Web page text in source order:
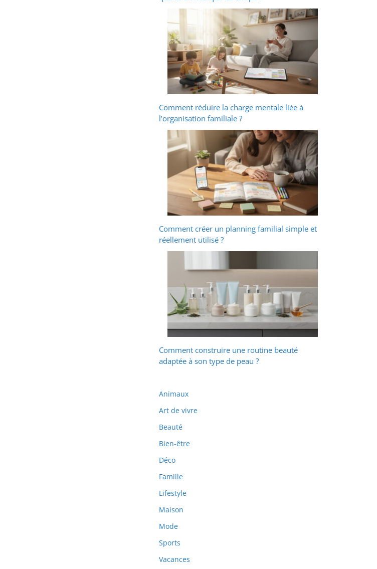
Comment réduire la charge mentale liée à
l’organisation familiale ?
Comment créer un planning familial simple et
réellement utilisé ?
Comment construire une routine beauté
adaptée à son type de peau ?
Animaux
Art de vivre
Beauté
Bien-être
Déco
Famille
Lifestyle
Maison
Mode
Sports
Vacances